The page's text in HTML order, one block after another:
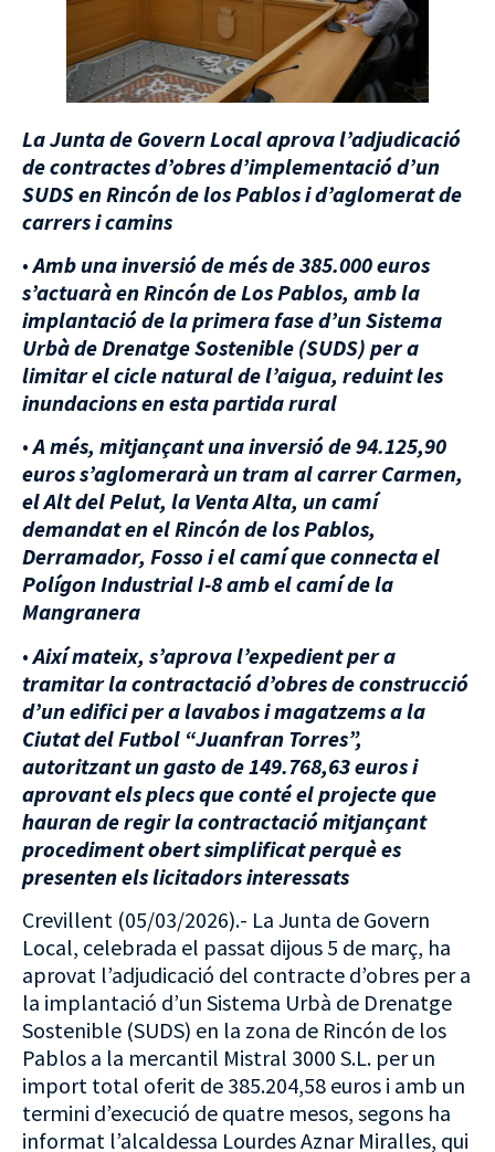
La Junta de Govern Local aprova l’adjudicació
de contractes d’obres d’implementació d’un
SUDS en Rincón de los Pablos i d’aglomerat de
carrers i camins
•Amb una inversió de més de 385.000 euros
s’actuarà en Rincón de Los Pablos, amb la
implantació de la primera fase d’un Sistema
Urbà de Drenatge Sostenible (SUDS) per a
limitar el cicle natural de l’aigua, reduint les
inundacions en estapartida rural
•A més, mitjançant una inversió de 94.125,90
euros s’aglomerarà un tram al carrer Carmen,
el Alt del Pelut, la Venta Alta, un camí
demandat en el Rincón de los Pablos,
Derramador, Fosso i el camí que connecta el
Polígon Industrial I-8 amb el camí de la
Mangranera
•Així mateix, s’aprova l’expedient per a
tramitar la contractació d’obres de construcció
d’un edifici per a lavabos i magatzems a la
Ciutat del Futbol “Juanfran Torres”,
autoritzant un gasto de 149.768,63 euros i
aprovant els plecs que conté el projecte que
hauran de regir la contractació mitjançant
procediment obert simplificat perquè es
presenten els licitadors interessats
Crevillent (05/03/2026).- La Junta de Govern
Local, celebrada el passat dijous 5 de març, ha
aprovat l’adjudicació del contracte d’obres per a
la implantació d’un Sistema Urbà de Drenatge
Sostenible (SUDS) en la zona de Rincón de los
Pablos a la mercantil Mistral 3000 S.L. per un
import total oferit de 385.204,58 euros i amb un
termini d’execució de quatre mesos, segons ha
informat l’alcaldessa Lourdes Aznar Miralles, qui